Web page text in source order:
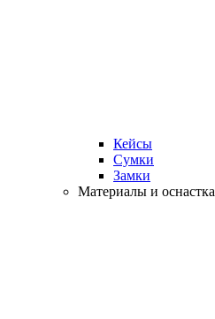
Кейсы
Сумки
Замки
Материалы и оснастка